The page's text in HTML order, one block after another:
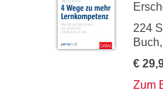
224
€
Zum